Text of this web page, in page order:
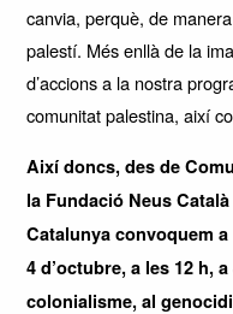
canvia, perquè, de
palestí. Més enllà de la
d’accions a la nostra
comunitat palestina, així
Així doncs, des de
la Fundació Neus
Catalunya convoquem
4 d’octubre, a les 12 h,
colonialisme, al